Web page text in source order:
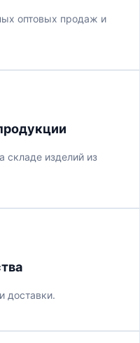
оптовых продаж и
складе изделий из
доставки.